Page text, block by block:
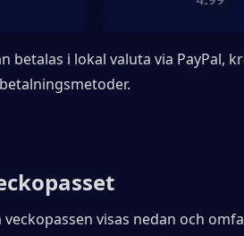
betalas i lokal valuta via PayPal,
visas nedan och